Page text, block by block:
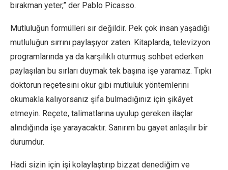
bırakman yeter,” der Pablo Picasso.
Mutluluğun formülleri sır değildir. Pek çok insan yaşadığı
mutluluğun sırrını paylaşıyor zaten. Kitaplarda, televizyon
programlarında ya da karşılıklı oturmuş sohbet ederken
paylaşılan bu sırları duymak tek başına işe yaramaz. Tıpkı
doktorun reçetesini okur gibi mutluluk yöntemlerini
okumakla kalıyorsanız şifa bulmadığınız için şikâyet
etmeyin. Reçete, talimatlarına uyulup gereken ilaçlar
alındığında işe yarayacaktır. Sanırım bu gayet anlaşılır bir
durumdur.
Hadi sizin için işi kolaylaştırıp bizzat denediğim ve